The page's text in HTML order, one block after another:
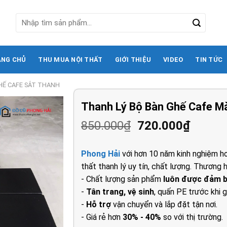
kiếm:
CHỦ THU MUA NỘI THẤT GIỚI THIỆU VIDEO TIN TỨC
CAFE SẮT THANH
Thanh Lý Bộ Bàn Ghế Cafe
850.000₫ Giá
là:
850.000₫.
720.000₫Giá
tại
là:
Phong Hải với hơn 10 năm kinh nghiệm
thất thanh lý uy tín, chất lượng. Thương
- Chất lượng sản phẩm luôn được đảm
- Tân trang, vệ sinh, quấn PE trước khi
- Hỗ trợ vận chuyển và lắp đặt tận nơi.
- Giá rẻ hơn 30% - 40% so với thị trường.